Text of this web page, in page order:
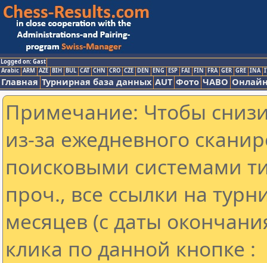
Logged on: Gast
Arabic ARM AZE BIH BUL CAT CHN CRO CZE DEN ENG ESP FAI FIN FRA GER GRE INA
Главная Турнирная база данных AUT Фото ЧАВО
Примечание: Чтобы
из-за ежедневного
поисковыми системами
проч., все ссылки на
месяцев (с даты
клика по данной кнопке :